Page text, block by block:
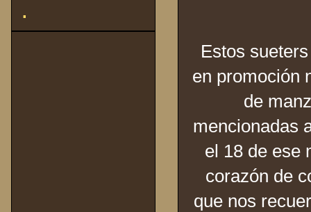
Estos
en promoción
de
mencionadas
el 18 de ese
corazón de
que nos
.